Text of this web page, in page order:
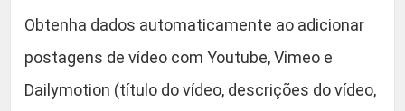
.
a
n
t
Obtenha dados automaticamente ao adicionar
postagens de vídeo com Youtube, Vimeo e
Dailymotion (título do vídeo, descrições do vídeo,